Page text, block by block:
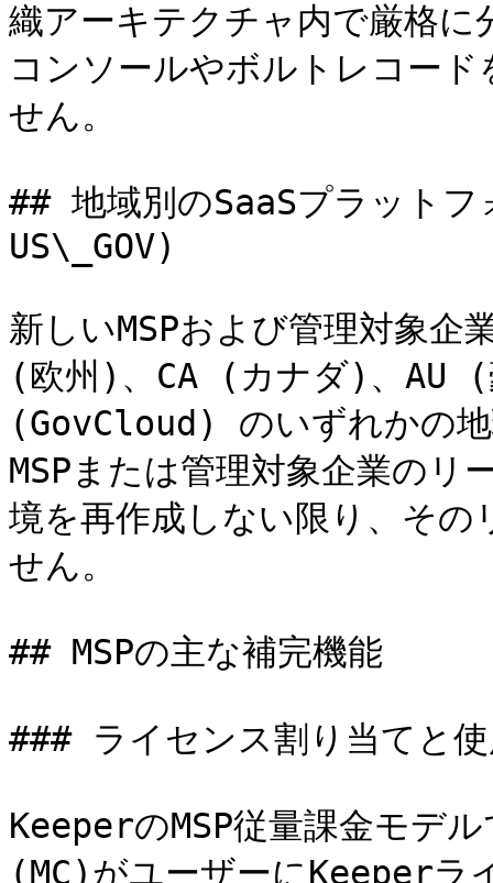
織アーキテクチャ内で厳格に
コンソールやボルトレコー
せん。
## 地域別のSaaSプラットフ
US\_GOV)
新しいMSPおよび管理対象
(欧州)、CA (カナダ)、AU
(GovCloud) のいずれかの地
MSPまたは管理対象企業のリ
境を再作成しない限り、そ
せん。
## MSPの主な補完機能
### ライセンス割り当てと
KeeperのMSP従量課金モデ
(MC)がユーザーにKeeperラ